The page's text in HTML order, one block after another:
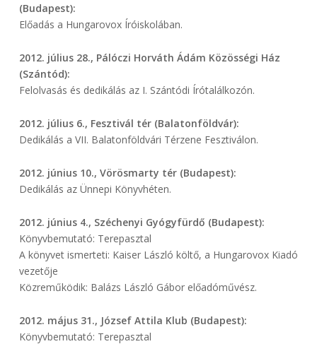
(Budapest):
Előadás a Hungarovox Íróiskolában.
2012. július 28., Pálóczi Horváth Ádám Közösségi Ház
(Szántód):
Felolvasás és dedikálás az I. Szántódi Írótalálkozón.
2012. július 6., Fesztivál tér (Balatonföldvár):
Dedikálás a VII. Balatonföldvári Térzene Fesztiválon.
2012. június 10., Vörösmarty tér (Budapest):
Dedikálás az Ünnepi Könyvhéten.
2012. június 4., Széchenyi Gyógyfürdő (Budapest):
Könyvbemutató: Terepasztal
A könyvet ismerteti: Kaiser László költő, a Hungarovox Kiadó
vezetője
Közreműködik: Balázs László Gábor előadóművész.
2012. május 31., József Attila Klub (Budapest):
Könyvbemutató: Terepasztal